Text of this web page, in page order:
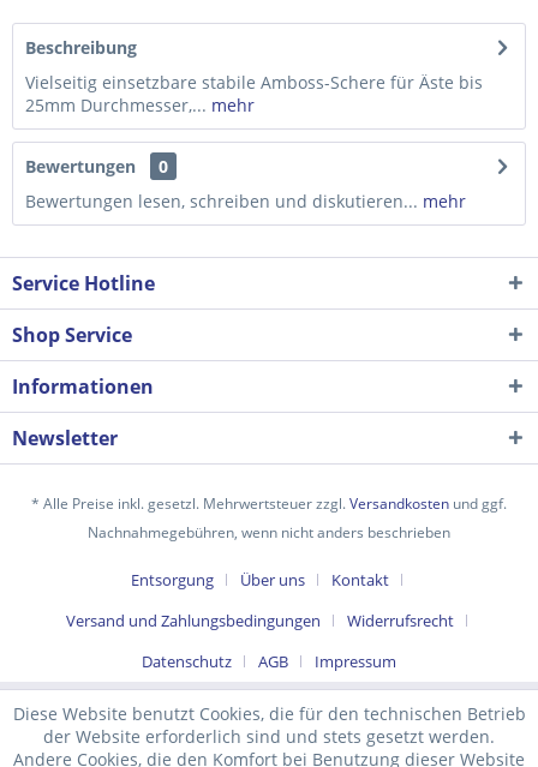
verstanden und stimme zu. *
Mit * gekennzeichnete Felder sind Pflichtfelder.
Beschreibung
Vielseitig einsetzbare stabile Amboss-Schere für Äste bis
25mm Durchmesser,... mehr
Bewertungen
0
Bewertungen lesen, schreiben und diskutieren... mehr
Service Hotline
Shop Service
Informationen
Newsletter
* Alle Preise inkl. gesetzl. Mehrwertsteuer zzgl.Versandkosten und ggf.
Nachnahmegebühren, wenn nicht anders beschrieben
Entsorgung Über uns
Kontakt
Versand und Zahlungsbedingungen
Widerrufsrecht
Datenschutz
AGB Impressum
Diese Website benutzt Cookies, die für den technischen Betrieb
der Website erforderlich sind und stets gesetzt werden.
Andere Cookies, die den Komfort bei Benutzung dieser Website